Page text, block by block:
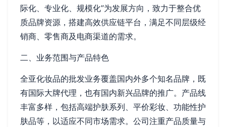
际化、专业化、规模化”为发展方向，致力于整合优
质品牌资源，搭建高效供应链平台，满足不同层级经
销商、零售商及电商渠道的需求。
二、业务范围与产品特色
全亚化妆品的批发业务覆盖国内外多个知名品牌，既
有国际大牌代理，也有国内新兴品牌的推广。产品线
丰富多样，包括高端护肤系列、平价彩妆、功能性护
肤品等，以适应不同市场需求。公司注重产品质量与